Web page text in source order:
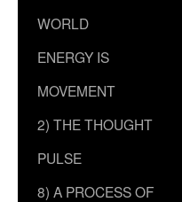
WORLD
ENERGY IS
MOVEMENT
2) THE THOUGHT
PULSE
8) A PROCESS OF